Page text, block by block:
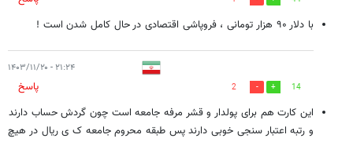
با دلار ۹۰ هزار تومانی ، فروپاشی اقتصادی در حال کامل شدن است !
۲۱:۲۴ - ۱۴۰۳/۱۱/۲۰
14
2
پاسخ
این کارت هم برای پولدار و قشر مرفه جامعه است چون گردش حساب دارند
و رتبه اعتبار سنجی خوبی دارند پس طبقه محروم جامعه ک ی ریال در هیچ